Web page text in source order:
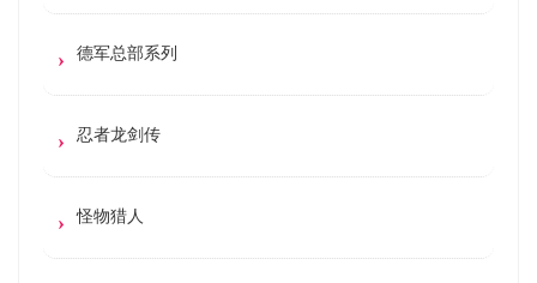
德军总部系列
忍者龙剑传
怪物猎人